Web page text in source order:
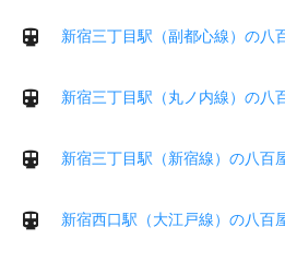
新宿三丁目駅（副都心線）の八
新宿三丁目駅（丸ノ内線）の八
新宿三丁目駅（新宿線）の八百
新宿西口駅（大江戸線）の八百